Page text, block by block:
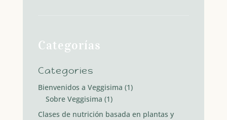
Categorías
Categories
Bienvenidos a Veggisima (1)
Sobre Veggisima (1)
Clases de nutrición basada en plantas y